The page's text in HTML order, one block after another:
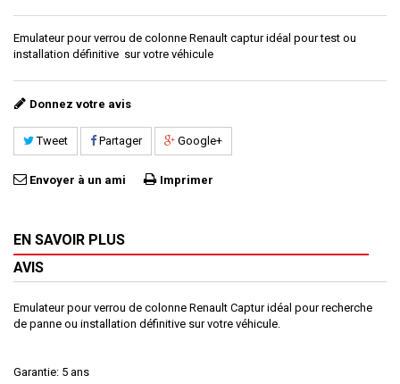
Emulateur pour verrou de colonne Renault captur idéal pour test ou
installation définitive sur votre véhicule
Donnez votre avis
Tweet Partager Google+
Envoyer à un ami Imprimer
EN SAVOIR PLUS
AVIS
Emulateur pour verrou de colonne Renault Captur idéal pour recherche
de panne ou installation définitive sur votre véhicule.
Garantie: 5 ans